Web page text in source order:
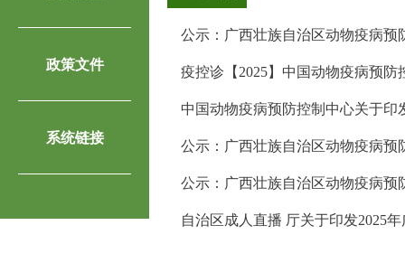
政策文件
系统链接
公示：广西壮族自治区动物疫病预防控制中心
疫控诊【2025】中国动物疫病预防控制中心关
中国动物疫病预防控制中心关于印发《汛期动
公示：广西壮族自治区动物疫病预防控制中心
公示：广西壮族自治区动物疫病预防控制中心
自治区成人直播 厅关于印发2025年广西壮族自